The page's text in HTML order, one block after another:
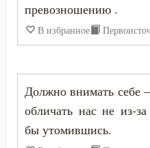
Бог
Богатство
Амвросий
Амвросий Оптинский
Афанасий Великий
Варсонофий
превозношению .
В избранное
Должно внимать себе
обличать нас не из-
бы утомившись.